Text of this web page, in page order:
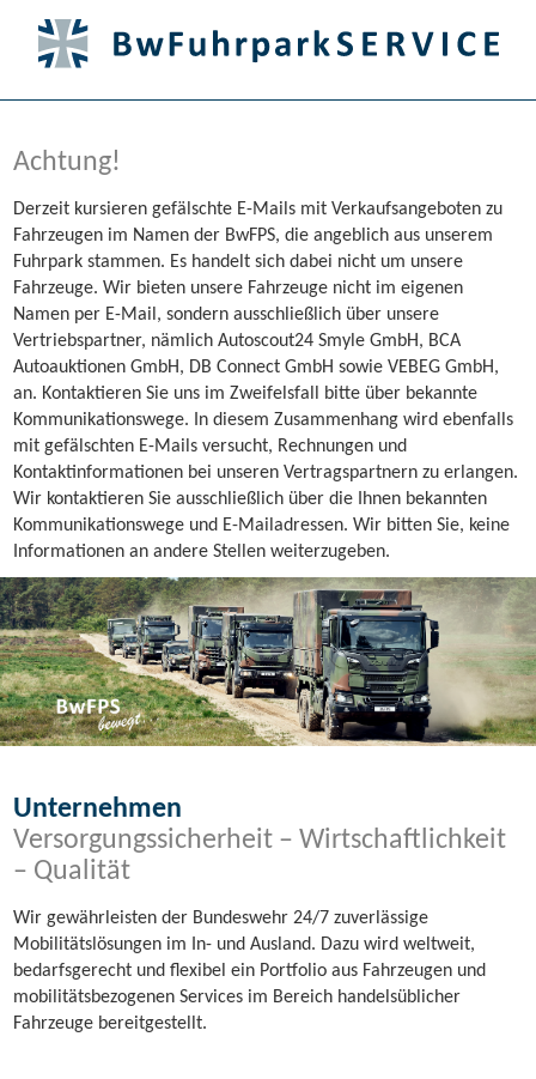
Achtung!
Derzeit kursieren gefälschte E-Mails mit Verkaufsangeboten zu
Fahrzeugen im Namen der BwFPS, die angeblich aus unserem
Fuhrpark stammen. Es handelt sich dabei nicht um unsere
Fahrzeuge. Wir bieten unsere Fahrzeuge nicht im eigenen
Namen per E-Mail, sondern ausschließlich über unsere
Vertriebspartner, nämlich Autoscout24 Smyle GmbH, BCA
Autoauktionen GmbH, DB Connect GmbH sowie VEBEG GmbH,
an. Kontaktieren Sie uns im Zweifelsfall bitte über bekannte
Kommunikationswege. In diesem Zusammenhang wird ebenfalls
mit gefälschten E-Mails versucht, Rechnungen und
Kontaktinformationen bei unseren Vertragspartnern zu erlangen.
Wir kontaktieren Sie ausschließlich über die Ihnen bekannten
Kommunikationswege und E-Mailadressen. Wir bitten Sie, keine
Informationen an andere Stellen weiterzugeben.
Unternehmen
Versorgungssicherheit – Wirtschaftlichkeit
– Qualität
Wir gewährleisten der Bundeswehr 24/7 zuverlässige
Mobilitätslösungen im In- und Ausland. Dazu wird weltweit,
bedarfsgerecht und flexibel ein Portfolio aus Fahrzeugen und
mobilitätsbezogenen Services im Bereich handelsüblicher
Fahrzeuge bereitgestellt.